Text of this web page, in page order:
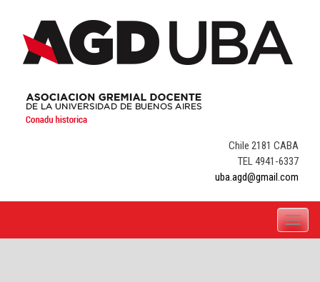
content
Chile 2181 CABA
TEL 4941-6337
uba.agd@gmail.com
Toggle